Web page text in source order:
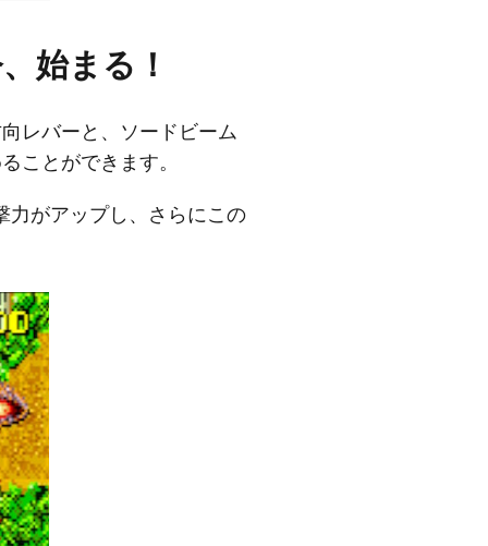
始まる！
レバーと、ソードビーム
ことができます。
力がアップし、さらにこの